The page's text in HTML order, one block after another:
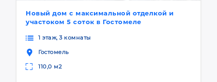
Новый дом с максимальной отделкой и
участоком 5 соток в Гостомеле
1 этаж, 3 комнаты
Гостомель
110,0 м2